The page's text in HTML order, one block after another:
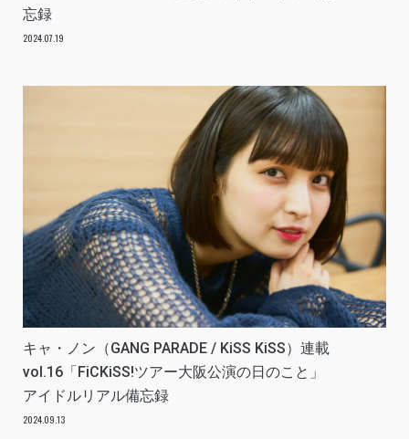
忘録
2024.07.19
キャ・ノン（GANG PARADE / KiSS KiSS）連載
vol.16「FiCKiSS!ツアー大阪公演の日のこと」
アイドルリアル備忘録
2024.09.13